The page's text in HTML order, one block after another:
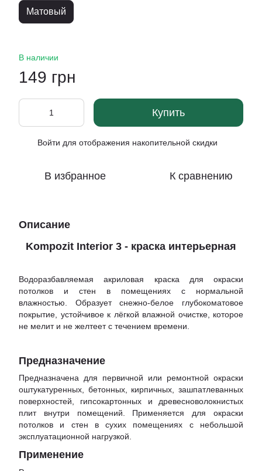
Матовый
В наличии
149 грн
Купить
Войти для отображения накопительной скидки
В избранное К сравнению
Описание
Kompozit Interior 3 - краска интерьерная
Водоразбавляемая акриловая краска для окраски
потолков и стен в помещениях с нормальной
влажностью. Образует снежно-белое глубокоматовое
покрытие, устойчивое к лёгкой влажной очистке, которое
не мелит и не желтеет с течением времени.
Предназначение
Предназначена для первичной или ремонтной окраски
оштукатуренных, бетонных, кирпичных, зашпатлеванных
поверхностей, гипсокартонных и древесноволокнистых
плит внутри помещений. Применяется для окраски
потолков и стен в сухих помещениях с небольшой
эксплуатационной нагрузкой.
Применение